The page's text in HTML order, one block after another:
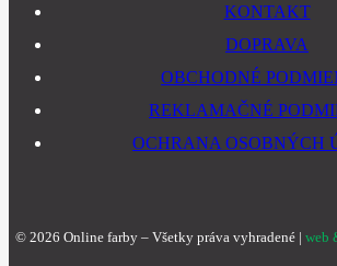
KONTAKT
DOPRAVA
OBCHODNÉ
REKLAMAČNÉ
OCHRANA OSOBNÝCH
© 2026 Online farby – Všetky práva vyhradené | web